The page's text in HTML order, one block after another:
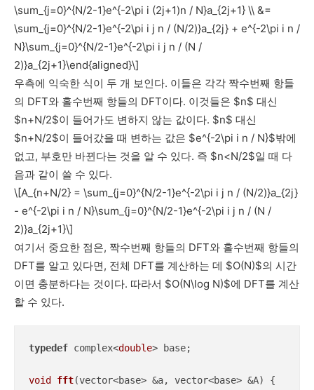
\sum_{j=0}^{N/2-1}e^{-2\pi i (2j+1)n / N}a_{2j+1} \\ &=
\sum_{j=0}^{N/2-1}e^{-2\pi i j n / (N/2)}a_{2j} + e^{-2\pi i n /
N}\sum_{j=0}^{N/2-1}e^{-2\pi i j n / (N /
2)}a_{2j+1}\end{aligned}\]
우측에 익숙한 식이 두 개 보인다. 이들은 각각 짝수번째 항들
의 DFT와 홀수번째 항들의 DFT이다. 이것들은 $n$ 대신
$n+N/2$이 들어가도 변하지 않는 값이다. $n$ 대신
$n+N/2$이 들어갔을 때 변하는 값은 $e^{-2\pi i n / N}$밖에
없고, 부호만 바뀐다는 것을 알 수 있다. 즉 $n<N/2$일 때 다
음과 같이 쓸 수 있다.
\[A_{n+N/2} = \sum_{j=0}^{N/2-1}e^{-2\pi i j n / (N/2)}a_{2j}
- e^{-2\pi i n / N}\sum_{j=0}^{N/2-1}e^{-2\pi i j n / (N /
2)}a_{2j+1}\]
여기서 중요한 점은, 짝수번째 항들의 DFT와 홀수번째 항들의
DFT를 알고 있다면, 전체 DFT를 계산하는 데 $O(N)$의 시간
이면 충분하다는 것이다. 따라서 $O(N\log N)$에 DFT를 계산
할 수 있다.
typedef complex<double> base;
void fft(vector<base> &a, vector<base> &A)
{